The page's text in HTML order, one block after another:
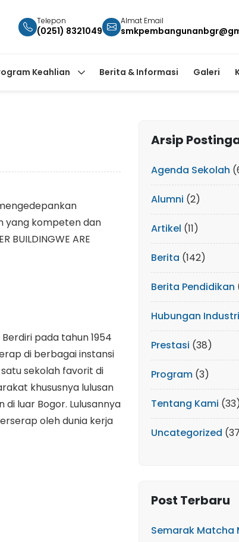
Telepon
(0251) 8321049
Almat Email
Keahlian Berita & Informasi Galeri
yang kompeten dan
BUILDINGWE ARE
pada tahun 1954
di berbagai instansi
sekolah favorit di
khususnya lulusan
luar Bogor. Lulusannya
oleh dunia kerja
Arsip
Agenda Sekolah
Alumni (2)
Artikel (11)
Berita (142)
Berita Pendidikan
Hubungan Industri
Prestasi (38)
Program (3)
Tentang Kami
Uncategorized
Post Terbaru
Semarak Matcha